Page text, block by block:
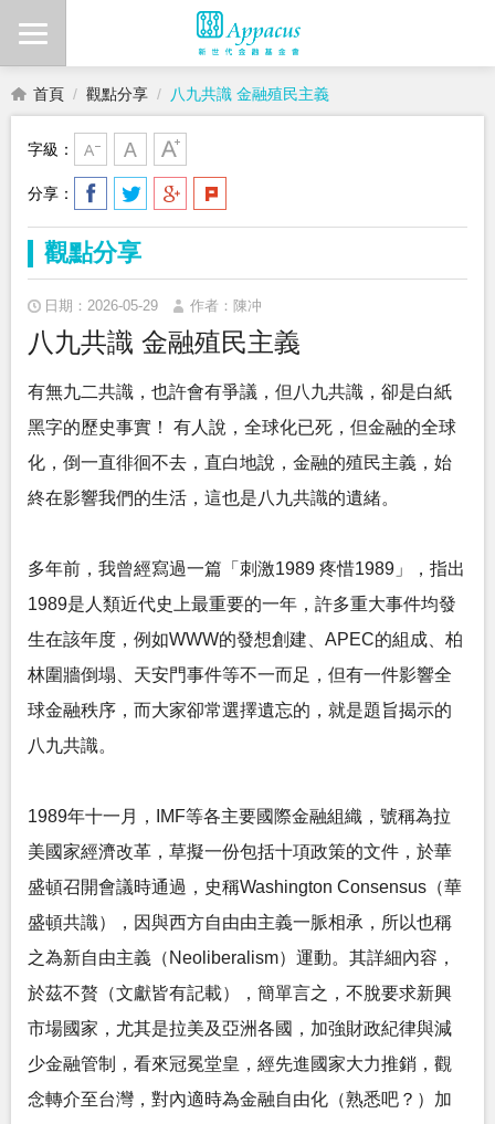
首頁 觀點分享 八九共識 金融殖民主義
字級：
分享：
觀點分享
日期：2026-05-29 作者：陳冲
八九共識 金融殖民主義
有無九二共識，也許會有爭議，但八九共識，卻是白紙
黑字的歷史事實！ 有人說，全球化已死，但金融的全球
化，倒一直徘徊不去，直白地說，金融的殖民主義，始
終在影響我們的生活，這也是八九共識的遺緒。
多年前，我曾經寫過一篇「刺激1989 疼惜1989」，指出
1989是人類近代史上最重要的一年，許多重大事件均發
生在該年度，例如WWW的發想創建、APEC的組成、柏
林圍牆倒塌、天安門事件等不一而足，但有一件影響全
球金融秩序，而大家卻常選擇遺忘的，就是題旨揭示的
八九共識。
1989年十一月，IMF等各主要國際金融組織，號稱為拉
美國家經濟改革，草擬一份包括十項政策的文件，於華
盛頓召開會議時通過，史稱Washington Consensus（華
盛頓共識），因與西方自由由主義一脈相承，所以也稱
之為新自由主義（Neoliberalism）運動。其詳細內容，
於茲不贅（文獻皆有記載），簡單言之，不脫要求新興
市場國家，尤其是拉美及亞洲各國，加強財政紀律與減
少金融管制，看來冠冕堂皇，經先進國家大力推銷，觀
念轉介至台灣，對內適時為金融自由化（熟悉吧？）加